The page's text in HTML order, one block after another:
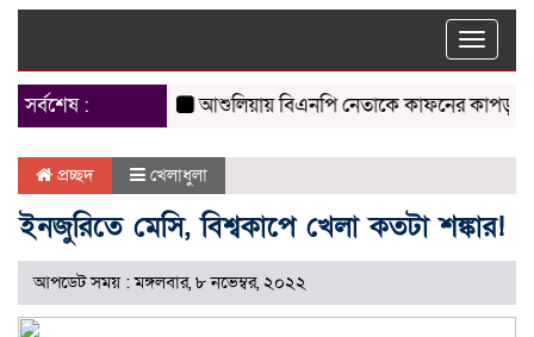
Toggle
সর্বশেষ :
আশুলিয়ায় বিএনপি নেতাকে কাফনের কাপড় পাঠিয়ে
প্রচ্ছদ খেলাধুলা
ইনজুরিতে মেসি, বিশ্বকাপে খেলা কতটা শঙ্কার!
আপডেট সময় : মঙ্গলবার, ৮ নভেম্বর, ২০২২